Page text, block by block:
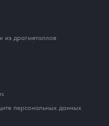
из драгметаллов
персональных данных